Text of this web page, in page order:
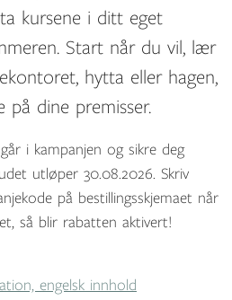
kursene i ditt eget
Start når du vil, lær
hytta eller hagen,
på dine premisser.
i kampanjen og sikre deg
utløper 30.08.2026. Skriv
på bestillingsskjemaet når
så blir rabatten aktivert!
engelsk innhold